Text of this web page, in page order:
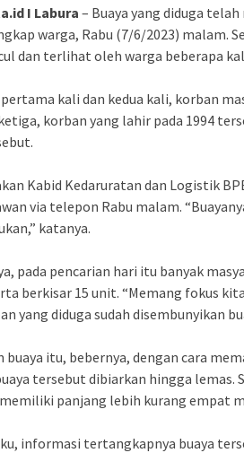
I Labura – Buaya yang diduga
warga, Rabu (7/6/2023) malam.
dan terlihat oleh warga beberapa
kali dan kedua kali, korban
korban yang lahir pada 1994
Kabid Kedaruratan dan Logistik
via telepon Rabu malam.
katanya.
pada pencarian hari itu banyak
berkisar 15 unit. “Memang fokus
yang diduga sudah disembunyikan
buaya itu, bebernya, dengan cara
tersebut dibiarkan hingga lemas.
panjang lebih kurang empat
informasi tertangkapnya buaya